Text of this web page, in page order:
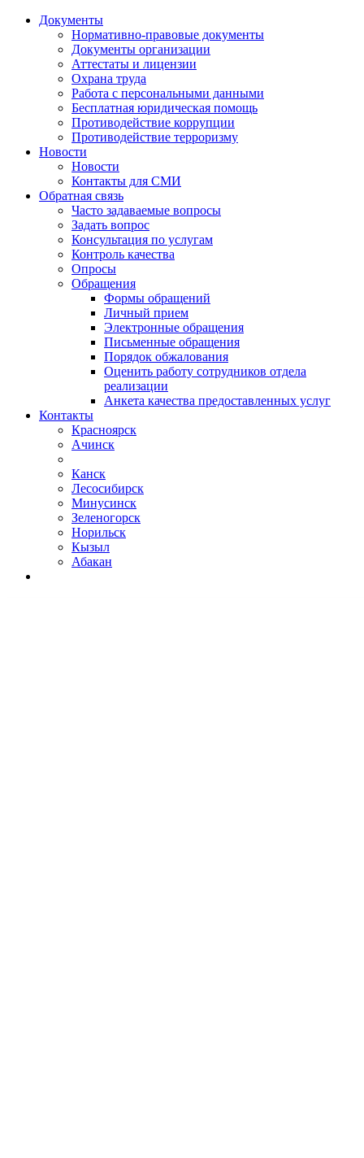
Документы
Нормативно-правовые документы
Документы организации
Аттестаты и лицензии
Охрана труда
Работа с персональными данными
Бесплатная юридическая помощь
Противодействие коррупции
Противодействие терроризму
Новости
Новости
Контакты для СМИ
Обратная связь
Часто задаваемые вопросы
Задать вопрос
Консультация по услугам
Контроль качества
Опросы
Обращения
Формы обращений
Личный прием
Электронные обращения
Письменные обращения
Порядок обжалования
Оценить работу сотрудников отдела
реализации
Анкета качества предоставленных услуг
Контакты
Красноярск
Ачинск
Канск
Лесосибирск
Минусинск
Зеленогорск
Норильск
Кызыл
Абакан